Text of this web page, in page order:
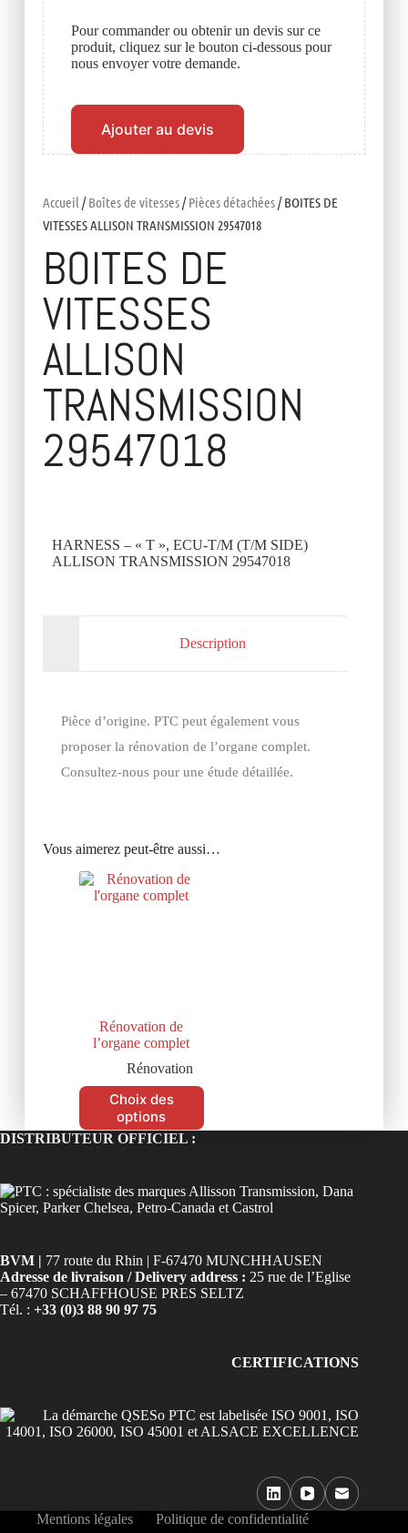
Accueil /Boîtes de vitesses/Pièces détachées/ BOITES DE
VITESSES ALLISON TRANSMISSION 29547018
BOITES DE
VITESSES
ALLISON
TRANSMISSION
29547018
HARNESS – « T », ECU-T/M (T/M SIDE)
ALLISON TRANSMISSION 29547018
Description
Pièce d’origine. PTC peut également vous
proposer la rénovation de l’organe complet.
Consultez-nous pour une étude détaillée.
Vous aimerez peut-être aussi…
Rénovation de
l’organe complet
Rénovation
Choix des
options
Pour commander ou obtenir un devis sur ce
produit, cliquez sur le bouton ci-dessous pour
nous envoyer votre demande.
Ajouter au devis
DISTRIBUTEUR OFFICIEL :
BVM | 77 route du Rhin | F-67470 MUNCHHAUSEN
Adresse de livraison / Delivery address : 25 rue de l’Eglise
– 67470 SCHAFFHOUSE PRES SELTZ
Tél. : +33 (0)3 88 90 97 75
CERTIFICATIONS
Mentions légales Politique de confidentialité